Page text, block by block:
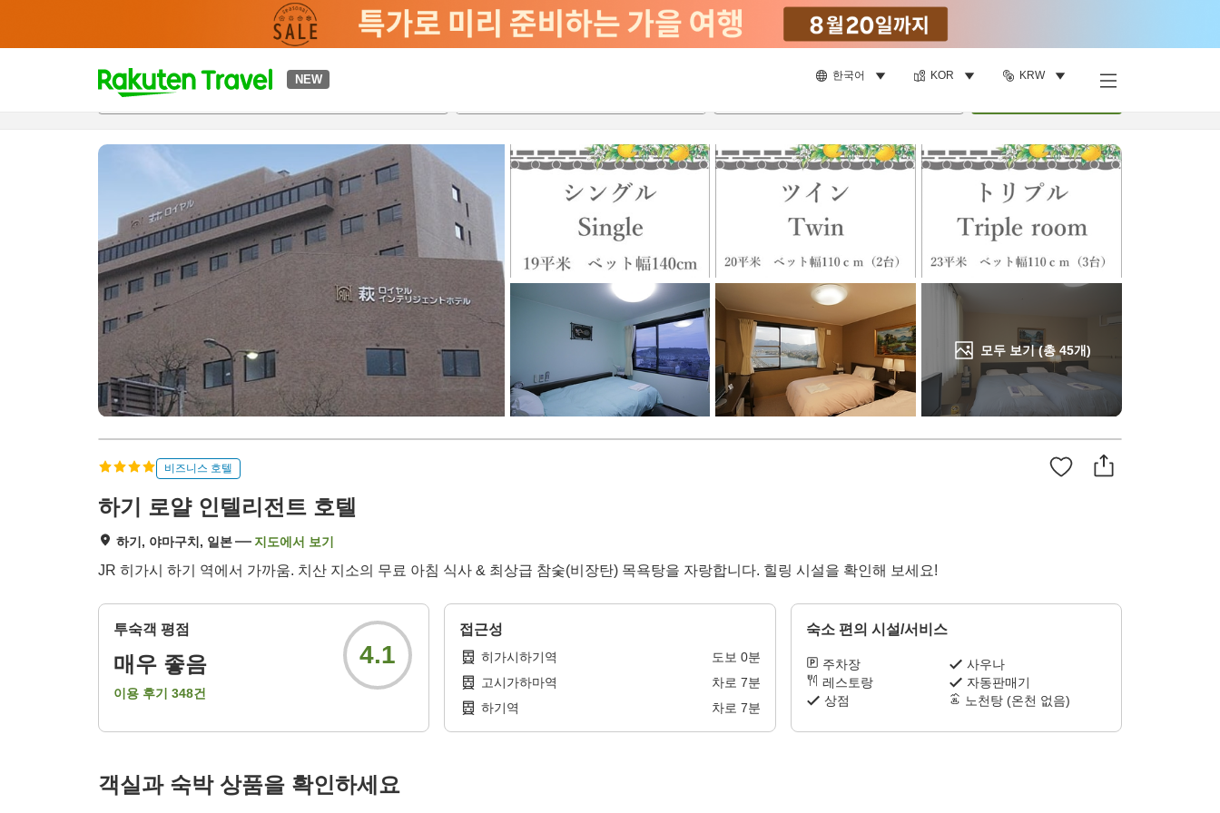
NEW 한국어 KOR KRW
t
p
a
e
a
r
h
모두 보기 (총 45개)
개요객실 & 숙박 상품이용 후기 하이라이트
비즈니스 호텔
하기 로얄 인텔리전트 호텔
하기, 야마구치, 일본 지도에서 보기
JR 히가시 하기 역에서 가까움. 치산 지소의 무료 아침 식사 & 최상급 참숯(비장탄) 목욕탕을 자랑합니다. 힐링 시설을 확인해 보세요!
투숙객 평점
매우 좋음
이용 후기 348건
4.1
접근성
히가시하기역 도보 0분
고시가하마역
차로 7분
하기역
차로 7분
숙소 편의 시설/서비스
주차장
사우나
레스토랑
자동판매기
상점
노천탕 (온천 없음)
객실과 숙박 상품을 확인하세요